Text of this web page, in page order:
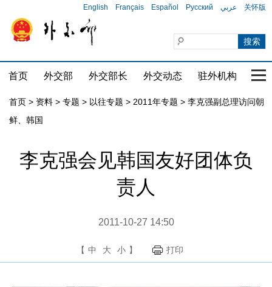
English Français Español Русский عربي 关怀版
首页 外交部 外交部长 外交动态 驻外机构 国
首页 > 资料 > 专题 > 以往专题 > 2011年专题 > 李克强副总理访问朝
鲜、韩国
李克强会见韩国友好团体负
责人
2011-10-27 14:50
【 中 大 小 】 打印